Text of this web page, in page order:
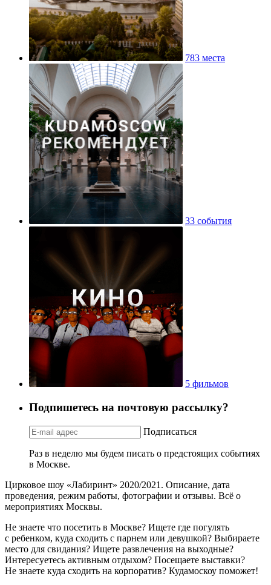
783 места
33 события
5 фильмов
Подпишетесь на почтовую рассылку?
Подписаться
Раз в неделю мы будем писать о предстоящих событиях
в Москве.
Цирковое шоу «Лабиринт» 2020/2021. Описание, дата
проведения, режим работы, фотографии и отзывы. Всё о
мероприятиях Москвы.
Не знаете что посетить в Москве? Ищете где погулять
с ребенком, куда сходить с парнем или девушкой? Выбираете
место для свидания? Ищете развлечения на выходные?
Интересуетесь активным отдыхом? Посещаете выставки?
Не знаете куда сходить на корпоратив? Кудамоскоу поможет!